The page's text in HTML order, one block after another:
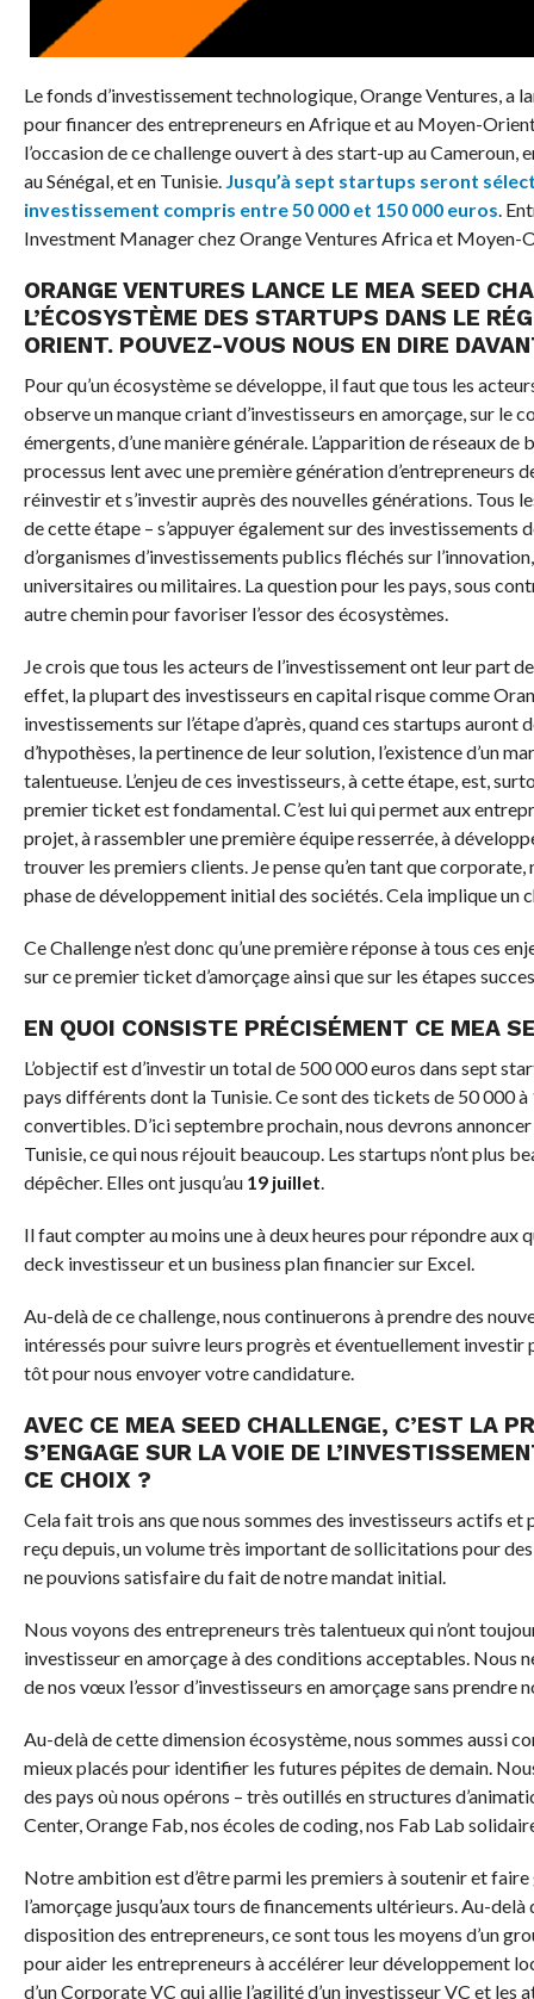
Le fonds d’investissement technologique, Orange Ventures, a
pour financer des entrepreneurs en Afrique et au Moyen-
l’occasion de ce challenge ouvert à des start-up au Cameroun,
au Sénégal, et en Tunisie. Jusqu’à sept startups seront
investissement compris entre50 000et 150 000euros.
Investment Manager chez Orange Ventures Africa et Moyen-
ORANGE VENTURES LANCE LE MEA SEED
L’ÉCOSYSTÈME DES STARTUPS DANS LE
ORIENT. POUVEZ-VOUS NOUS EN DIRE
Pour qu’un écosystème se développe, il faut que tous les
observe un manque criant d’investisseurs en amorçage, sur le
émergents, d’une manière générale. L’apparition de réseaux de
processus lent avec une première génération d’entrepreneurs
réinvestir et s’investir auprès des nouvelles générations. Tous
de cette étape – s’appuyer également sur des investissements
d’organismes d’investissements publics fléchés sur
universitaires ou militaires. La question pour les pays, sous
autre chemin pour favoriser l’essor des écosystèmes.
Je crois que tous les acteurs de l’investissement ont leur part
effet, la plupart des investisseurs en capital risque comme
investissements sur l’étape d’après, quand ces startups auront
d’hypothèses, la pertinence de leur solution, l’existence d’un
talentueuse. L’enjeu de ces investisseurs, à cette étape, est,
premier ticket est fondamental. C’est lui qui permet aux
projet, à rassembler une première équipe resserrée, à
trouver les premiers clients. Je pense qu’en tant que
phase de développement initial des sociétés. Cela implique un
Ce Challenge n’est donc qu’une première réponse à tous ces
sur ce premier ticket d’amorçage ainsi que sur les étapes
EN QUOI CONSISTE PRÉCISÉMENT CE MEA
L’objectif est d’investir un total de 500 000 euros dans sept
pays différents dont la Tunisie. Ce sont des tickets de 50 000
convertibles. D’ici septembre prochain, nous devrons
Tunisie, ce qui nous réjouit beaucoup. Les startups n’ont plus
dépêcher. Elles ont jusqu’au19 juillet.
Il faut compter au moins une à deux heures pour répondre aux
deck investisseur et un business plan financier sur Excel.
Au-delà de ce challenge, nous continuerons à prendre des
intéressés pour suivre leurs progrès et éventuellement investir
tôt pour nous envoyer votre candidature.
AVEC CE MEA SEED CHALLENGE, C’EST LA
S’ENGAGE SUR LA VOIE DE
CE CHOIX ?
Cela fait trois ans que nous sommes des investisseurs actifs et
reçu depuis, un volume très important de sollicitations pour
ne pouvions satisfaire du fait de notre mandat initial.
Nous voyons des entrepreneurs très talentueux qui n’ont
investisseur en amorçage à des conditions acceptables. Nous
de nos vœux l’essor d’investisseurs en amorçage sans prendre
Au-delà de cette dimension écosystème, nous sommes aussi
mieux placés pour identifier les futures pépites de demain.
des pays où nous opérons – très outillés en structures
Center, Orange Fab, nos écoles de coding, nos Fab Lab
Notre ambition est d’être parmi les premiers à soutenir et
l’amorçage jusqu’aux tours de financements ultérieurs. Au-
disposition des entrepreneurs, ce sont tous les moyens d’un
pour aider les entrepreneurs à accélérer leur développement
d’un Corporate VC qui allie l’agilité d’un investisseur VC et les